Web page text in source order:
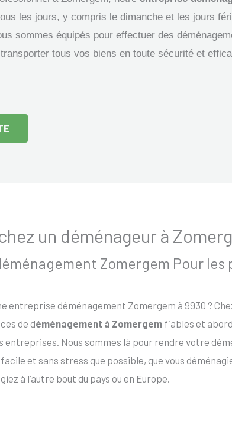
les jours, y compris le dimanche et les jours
sommes équipés pour effectuer des
tous vos biens en toute sécurité et
un déménageur à
Zomergem Pour
entreprise déménagement Zomergem à 9930 ?
de déménagement à Zomergem fiables et
entreprises. Nous sommes là pour rendre votre
et sans stress que possible, que vous
à l’autre bout du pays ou en Europe.